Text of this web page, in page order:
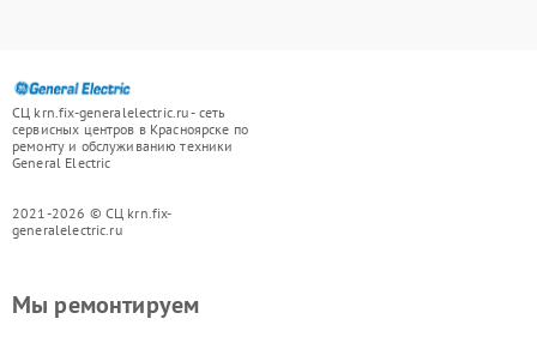
СЦ krn.fix-generalelectric.ru - сеть
сервисных центров в Красноярске по
ремонту и обслуживанию техники
General Electric
2021-2026 © СЦ krn.fix-
generalelectric.ru
Мы ремонтируем